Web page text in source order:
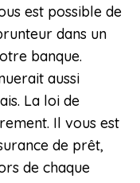
est possible de
dans un
banque.
aussi
La loi de
Il vous est
de prêt,
de chaque